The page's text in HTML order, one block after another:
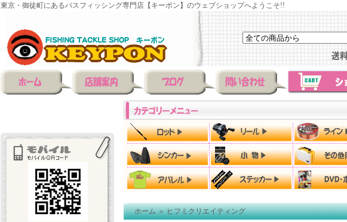
東京・御徒町にあるバスフィッシング専門店【キーポン】のウェブショップへようこそ!!
ホーム＞ヒフミクリエイティング